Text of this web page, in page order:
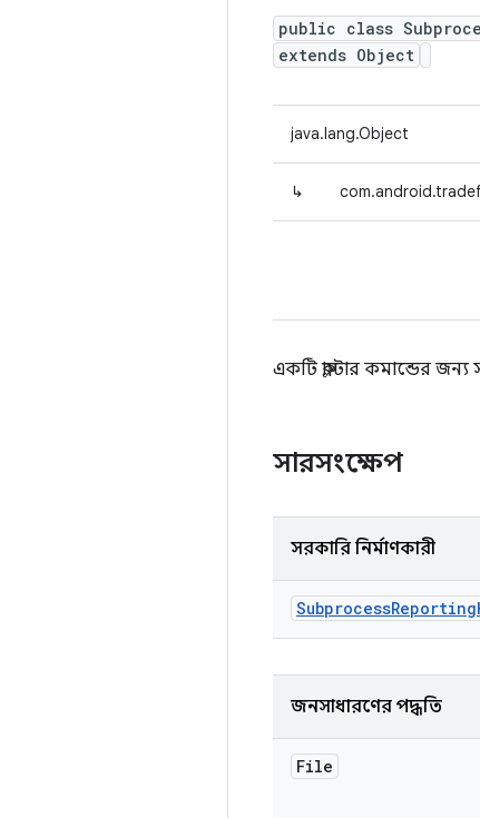
public class
extends Object
java.lang.Object
↳
একটি ক্লাস্টার কমান্ডের
সারসংক্ষেপ
সরকারি নির্মাণকারী
SubprocessReporting
জনসাধারণের পদ্ধতি
File